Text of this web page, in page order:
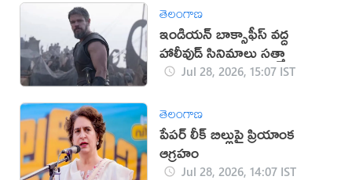
తెలంగాణ
ఇండియన్ బాక్సాఫీస్ వద్ద
హాలీవుడ్ సినిమాలు సత్తా
Jul 28, 2026, 15:07 IST
తెలంగాణ
పేపర్ లీక్ బిల్లుపై ప్రియాంక
ఆగ్రహం
Jul 28, 2026, 14:07 IST